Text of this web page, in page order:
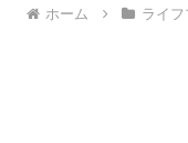
ホーム ライ